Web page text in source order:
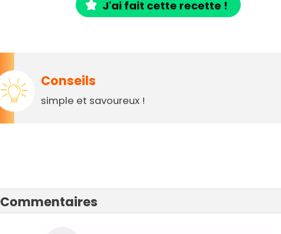
J'ai fait cette recette !
Conseils
simple et savoureux !
Commentaires